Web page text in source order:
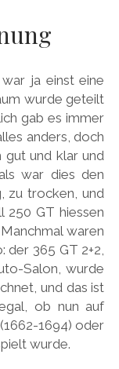
ja einst eine
wurde geteilt
gab es immer
anders, doch
und klar und
war dies den
zu trocken, und
250 GT hiessen
waren
der 365 GT 2+2,
Salon, wurde
und das ist
ob nun auf
1694) oder
wurde.